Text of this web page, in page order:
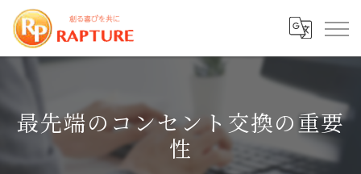
最先端のコンセント交換の重要
性